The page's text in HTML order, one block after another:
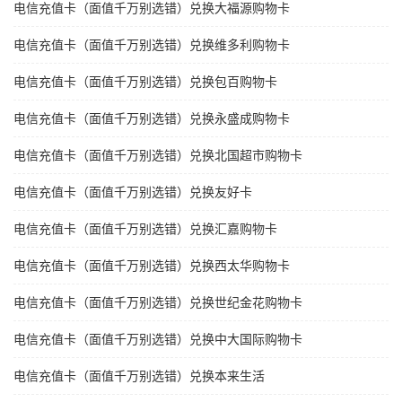
电信充值卡（面值千万别选错）兑换大福源购物卡
电信充值卡（面值千万别选错）兑换维多利购物卡
电信充值卡（面值千万别选错）兑换包百购物卡
电信充值卡（面值千万别选错）兑换永盛成购物卡
电信充值卡（面值千万别选错）兑换北国超市购物卡
电信充值卡（面值千万别选错）兑换友好卡
电信充值卡（面值千万别选错）兑换汇嘉购物卡
电信充值卡（面值千万别选错）兑换西太华购物卡
电信充值卡（面值千万别选错）兑换世纪金花购物卡
电信充值卡（面值千万别选错）兑换中大国际购物卡
电信充值卡（面值千万别选错）兑换本来生活